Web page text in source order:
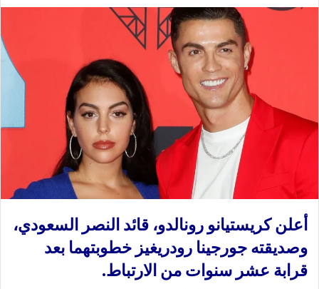
ل
ى
X
ر
ي
د
ا
إ
ت
ر
ن
ي
ا
أعلن كريستيانو رونالدو، قائد النصر السعودي،
وصديقته جورجينا رودريغيز خطوبتهما بعد
قرابة عشر سنوات من الارتباط.